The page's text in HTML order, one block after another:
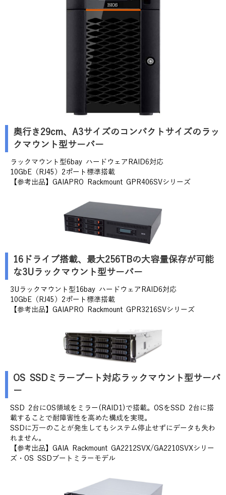
奥行き29cm、A3サイズのコンパクトサイズのラッ
クマウント型サーバー
ラックマウント型6bay ハードウェアRAID6対応
10GbE（RJ45）2ポート標準搭載
【参考出品】GAIAPRO Rackmount GPR406SVシリーズ
16ドライブ搭載、最大256TBの大容量保存が可能
な3Uラックマウント型サーバー
3Uラックマウント型16bay ハードウェアRAID6対応
10GbE（RJ45）2ポート標準搭載
【参考出品】GAIAPRO Rackmount GPR3216SVシリーズ
OS SSDミラーブート対応ラックマウント型サーバ
ー
SSD 2台にOS領域をミラー(RAID1)で搭載。OSをSSD 2台に搭
載することで耐障害性を高めた構成を実現。
SSDに万一のことが発生してもシステム停止せずにデータも失わ
れません。
【参考出品】GAIA Rackmount GA2212SVX/GA2210SVXシリー
ズ・OS SSDブートミラーモデル